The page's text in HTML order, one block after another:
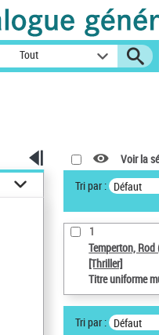
Tout
Voir la
Tri par : Défaut
1
Temperton,
[Thriller]
Titre uniforme
Tri par : Défaut